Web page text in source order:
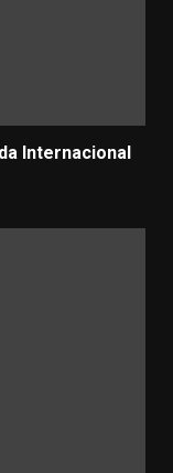
Internacional